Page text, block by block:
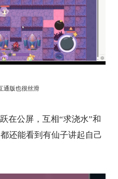
通版也很丝滑
在公屏，互相“求浇水”和
还能看到有仙子讲起自己